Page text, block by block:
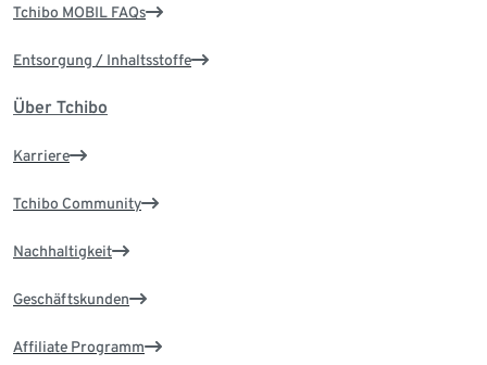
Tchibo MOBIL FAQs
Entsorgung / Inhaltsstoffe
Über Tchibo
Karriere
Tchibo Community
Nachhaltigkeit
Geschäftskunden
Affiliate Programm